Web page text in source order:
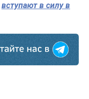
вступают в силу в